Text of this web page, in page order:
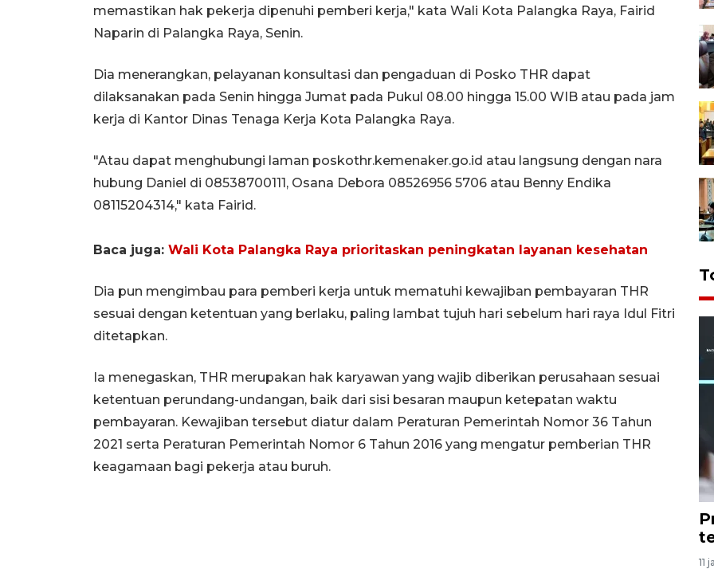
memastikan hak pekerja dipenuhi pemberi kerja," kata Wali Kota Palangka Raya, Fairid
Naparin di Palangka Raya, Senin.
Dia menerangkan, pelayanan konsultasi dan pengaduan di Posko THR dapat
dilaksanakan pada Senin hingga Jumat pada Pukul 08.00 hingga 15.00 WIB atau pada jam
kerja di Kantor Dinas Tenaga Kerja Kota Palangka Raya.
"Atau dapat menghubungi laman poskothr.kemenaker.go.id atau langsung dengan nara
hubung Daniel di 08538700111, Osana Debora 08526956 5706 atau Benny Endika
08115204314," kata Fairid.
Baca juga: Wali Kota Palangka Raya prioritaskan peningkatan layanan kesehatan
Dia pun mengimbau para pemberi kerja untuk mematuhi kewajiban pembayaran THR
sesuai dengan ketentuan yang berlaku, paling lambat tujuh hari sebelum hari raya Idul Fitri
ditetapkan.
Ia menegaskan, THR merupakan hak karyawan yang wajib diberikan perusahaan sesuai
ketentuan perundang-undangan, baik dari sisi besaran maupun ketepatan waktu
pembayaran. Kewajiban tersebut diatur dalam Peraturan Pemerintah Nomor 36 Tahun
2021 serta Peraturan Pemerintah Nomor 6 Tahun 2016 yang mengatur pemberian THR
keagamaan bagi pekerja atau buruh.
11